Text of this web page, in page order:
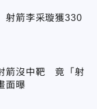
射箭李采璇獲330
箭沒中靶 竟「射
面曝